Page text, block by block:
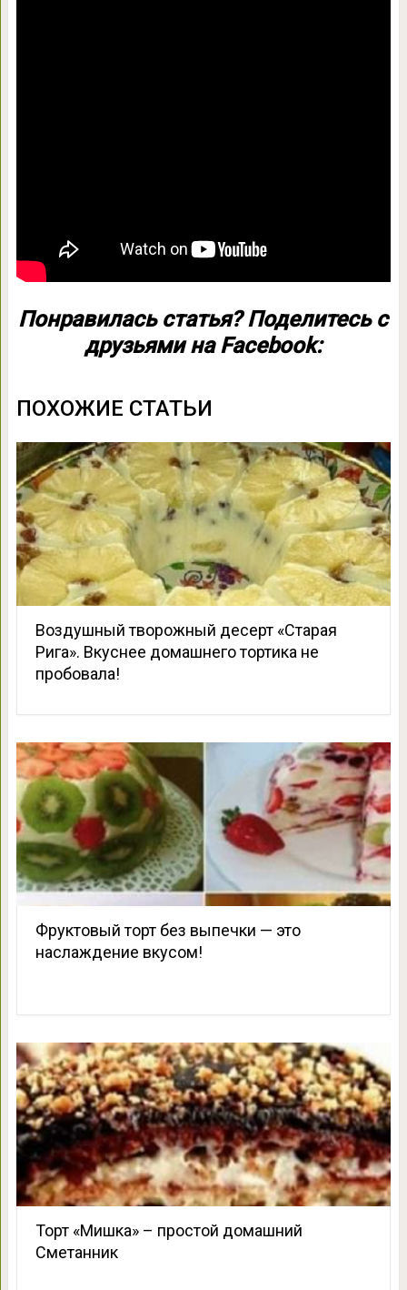
Понравилась статья? Поделитесь с
друзьями на Facebook:
ПОХОЖИЕ СТАТЬИ
Воздушный творожный десерт «Старая
Рига». Вкуснее домашнего тортика не
пробовала!
Фруктовый торт без выпечки — это
наслаждение вкусом!
Торт «Мишка» – простой домашний
Сметанник